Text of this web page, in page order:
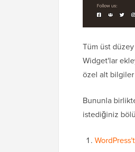
Tüm üst
Widget'lar
özel alt
Bununla
istediğiniz